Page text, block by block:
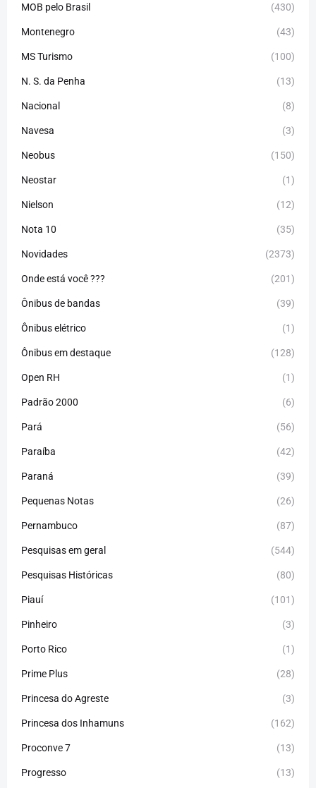
MOB pelo Brasil (430)
Montenegro (43)
MS Turismo (100)
N. S. da Penha (13)
Nacional (8)
Navesa (3)
Neobus (150)
Neostar (1)
Nielson (12)
Nota 10 (35)
Novidades (2373)
Onde está você ??? (201)
Ônibus de bandas (39)
Ônibus elétrico (1)
Ônibus em destaque (128)
Open RH (1)
Padrão 2000 (6)
Pará (56)
Paraíba (42)
Paraná (39)
Pequenas Notas (26)
Pernambuco (87)
Pesquisas em geral (544)
Pesquisas Históricas (80)
Piauí (101)
Pinheiro (3)
Porto Rico (1)
Prime Plus (28)
Princesa do Agreste (3)
Princesa dos Inhamuns (162)
Proconve 7 (13)
Progresso (13)